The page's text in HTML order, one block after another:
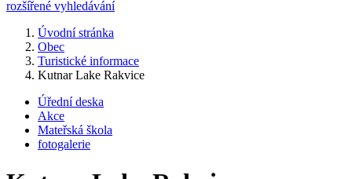
rozšířené vyhledávání
Úvodní stránka
Obec
Turistické informace
Kutnar Lake Rakvice
Úřední deska
Akce
Mateřská škola
fotogalerie